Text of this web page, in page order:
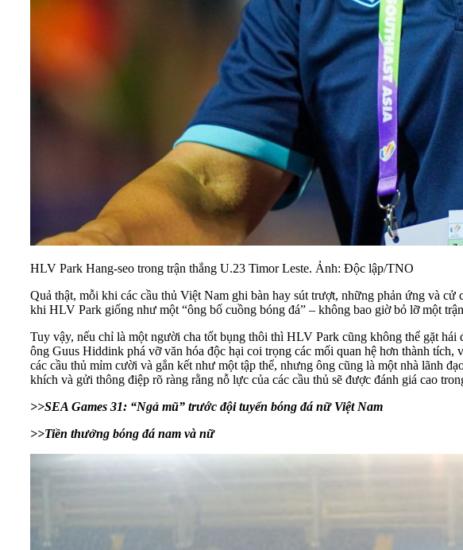
HLV Park Hang-seo trong trận thắng U.23 Timor Leste. Ảnh: Độc lập/TNO
Quả thật, mỗi khi các cầu thủ Việt Nam ghi bàn hay sút trượt, những phản ứng và
khi HLV Park giống như một “ông bố cuồng bóng đá” – không bao giờ bỏ lỡ một
Tuy vậy, nếu chỉ là một người cha tốt bụng thôi thì HLV Park cũng không thể gặt
ông Guus Hiddink phá vỡ văn hóa độc hại coi trọng các mối quan hệ hơn thành
các cầu thủ mỉm cười và gắn kết như một tập thể, nhưng ông cũng là một nhà lãnh
khích và gửi thông điệp rõ ràng rằng nỗ lực của các cầu thủ sẽ được đánh giá cao
>>SEA Games 31: “Ngả mũ” trước đội tuyển bóng đá nữ Việt Nam
>>Tiền thưởng bóng đá nam và nữ